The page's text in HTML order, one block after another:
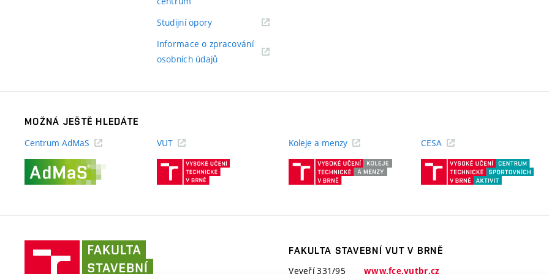
Studijní opory(externí
Informace o zpracování
osobních údajů(externí
MOŽNÁ JEŠTĚ HLEDÁTE
Centrum AdMaS
VUT
(externí
Koleje a menzy
(externí
CESA
stavební
FAKULTA STAVEBNÍ VUT V BRNĚ
Veveří 331/95
www.fce.vutbr.cz